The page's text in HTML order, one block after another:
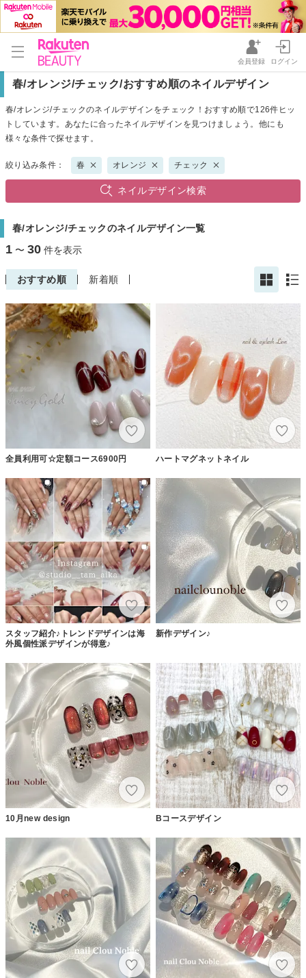
会員登録 ログイン
春/オレンジ/チェック/おすすめ順のネイルデザイン
春/オレンジ/チェックのネイルデザインをチェック！おすすめ順で126件ヒッ
トしています。あなたに合ったネイルデザインを見つけましょう。他にも
様々な条件で探せます。
絞り込み条件： 春 オレンジ チェック
ネイルデザイン検索
春/オレンジ/チェックのネイルデザイン一覧
1 〜 30 件を表示
おすすめ順 新着順
全員利用可☆定額コース6900円 ハートマグネットネイル
スタッフ紹介♪トレンドデザインは海
外風個性派デザインが得意♪
新作デザイン♪
10月new design Bコースデザイン